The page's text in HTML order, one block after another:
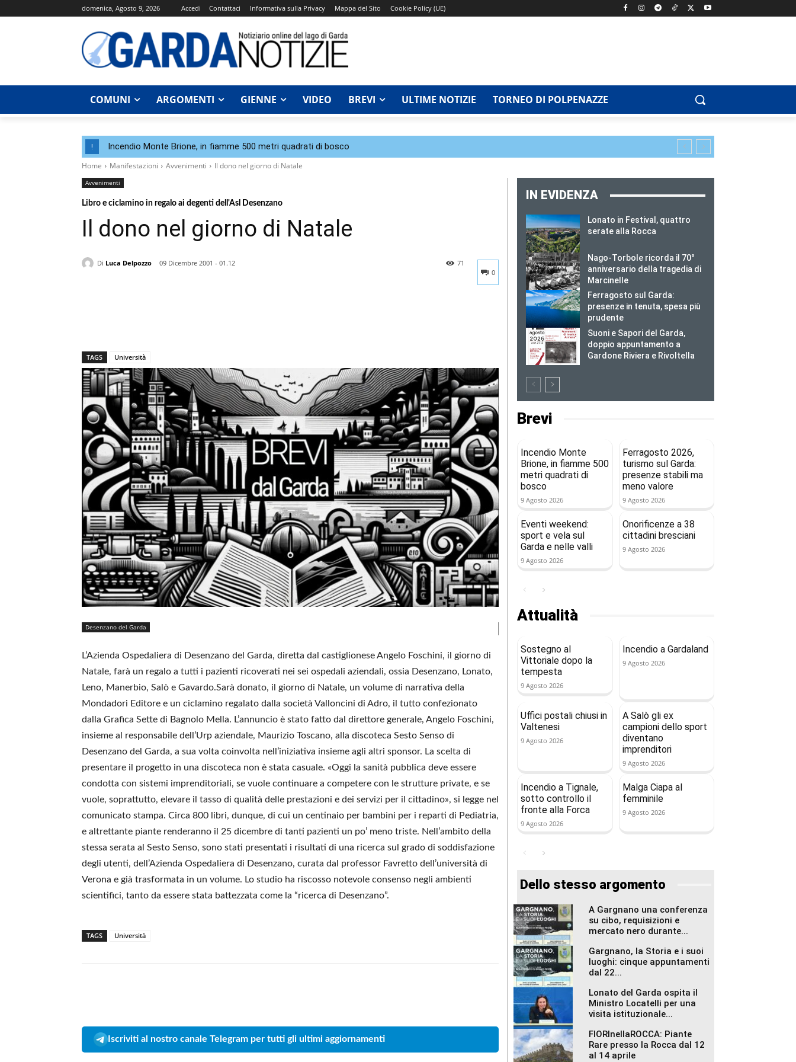
domenica, Agosto 9, 2026 Accedi Contattaci Informativa sulla Privacy Mappa del Sito Cookie Policy (UE)
COMUNI ARGOMENTI GIENNE VIDEO BREVI ULTIME NOTIZIE TORNEO DI POLPENAZZE
! Incendio Monte Brione, in fiamme 500 metri quadrati di bosco
Home Manifestazioni Avvenimenti Il dono nel giorno di Natale
Avvenimenti
Libro e ciclamino in regalo ai degenti dell'Asl Desenzano
Il dono nel giorno di Natale
Di Luca Delpozzo
09 Dicembre 2001 - 01.12
0
71
TAGS Università
Desenzano del Garda
L’Azienda Ospedaliera di Desenzano del Garda, diretta dal castiglionese Angelo Foschini, il giorno di
Natale, farà un regalo a tutti i pazienti ricoverati nei sei ospedali aziendali, ossia Desenzano, Lonato,
Leno, Manerbio, Salò e Gavardo.Sarà donato, il giorno di Natale, un volume di narrativa della
Mondadori Editore e un ciclamino regalato dalla società Valloncini di Adro, il tutto confezionato
dalla Grafica Sette di Bagnolo Mella. L’annuncio è stato fatto dal direttore generale, Angelo Foschini,
insieme al responsabile dell’Urp aziendale, Maurizio Toscano, alla discoteca Sesto Senso di
Desenzano del Garda, a sua volta coinvolta nell’iniziativa insieme agli altri sponsor. La scelta di
presentare il progetto in una discoteca non è stata casuale. «Oggi la sanità pubblica deve essere
condotta con sistemi imprenditoriali, se vuole continuare a competere con le strutture private, e se
vuole, soprattutto, elevare il tasso di qualità delle prestazioni e dei servizi per il cittadino», si legge nel
comunicato stampa. Circa 800 libri, dunque, di cui un centinaio per bambini per i reparti di Pediatria,
e altrettante piante renderanno il 25 dicembre di tanti pazienti un po’ meno triste. Nell’ambito della
stessa serata al Sesto Senso, sono stati presentati i risultati di una ricerca sul grado di soddisfazione
degli utenti, dell’Azienda Ospedaliera di Desenzano, curata dal professor Favretto dell’università di
Verona e già trasformata in un volume. Lo studio ha riscosso notevole consenso negli ambienti
scientifici, tanto da essere stata battezzata come la “ricerca di Desenzano”.
TAGS Università
Iscriviti al nostro canale Telegram per tutti gli ultimi aggiornamenti
IN EVIDENZA
Lonato in Festival, quattro
serate alla Rocca
Nago-Torbole ricorda il 70°
anniversario della tragedia di
Marcinelle
Ferragosto sul Garda:
presenze in tenuta, spesa più
prudente
Suoni e Sapori del Garda,
doppio appuntamento a
Gardone Riviera e Rivoltella
Brevi
Incendio Monte
Brione, in fiamme 500
metri quadrati di
bosco
9 Agosto 2026
Ferragosto 2026,
turismo sul Garda:
presenze stabili ma
meno valore
9 Agosto 2026
Eventi weekend:
sport e vela sul
Garda e nelle valli
9 Agosto 2026
Onorificenze a 38
cittadini bresciani
9 Agosto 2026
Attualità
Sostegno al
Vittoriale dopo la
tempesta
9 Agosto 2026
Incendio a Gardaland
9 Agosto 2026
Uffici postali chiusi in
Valtenesi
9 Agosto 2026
A Salò gli ex
campioni dello sport
diventano
imprenditori
9 Agosto 2026
Incendio a Tignale,
sotto controllo il
fronte alla Forca
9 Agosto 2026
Malga Ciapa al
femminile
9 Agosto 2026
Dello stesso argomento
A Gargnano una conferenza
su cibo, requisizioni e
mercato nero durante...
Gargnano, la Storia e i suoi
luoghi: cinque appuntamenti
dal 22...
Lonato del Garda ospita il
Ministro Locatelli per una
visita istituzionale...
FIORInellaROCCA: Piante
Rare presso la Rocca dal 12
al 14 aprile